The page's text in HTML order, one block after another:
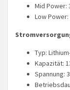
Mid Power:
Low
Typ:
Kapazität:
Spannung: